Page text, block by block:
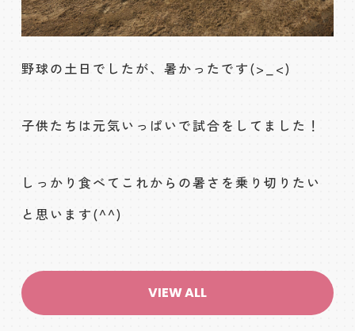
野球の土日でしたが、暑かったです(>_<)
子供たちは元気いっぱいで試合をしてました！
しっかり食べてこれからの暑さを乗り切りたい
と思います(^^)
VIEW ALL